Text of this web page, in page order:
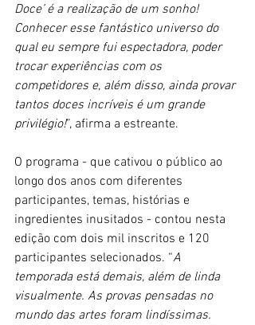
Doce’ é a realização de um sonho!
Conhecer esse fantástico universo do
qual eu sempre fui espectadora, poder
trocar experiências com os
competidores e, além disso, ainda provar
tantos doces incríveis é um grande
privilégio!”, afirma a estreante.
O programa - que cativou o público ao
longo dos anos com diferentes
participantes, temas, histórias e
ingredientes inusitados - contou nesta
edição com dois mil inscritos e 120
participantes selecionados. “A
temporada está demais, além de linda
visualmente. As provas pensadas no
mundo das artes foram lindíssimas.